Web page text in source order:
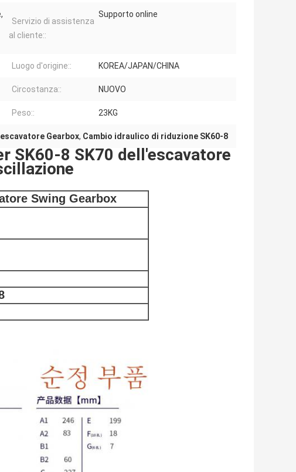
Servizio di assistenza
al cliente::
Supporto online
Luogo d'origine:: KOREA/JAPAN/CHINA
Circostanza:: NUOVO
Peso:: 23KG
escavatore Gearbox, Cambio idraulico di riduzione SK60-8
SK60-8 SK70 dell'escavatore
Swing Gearbox